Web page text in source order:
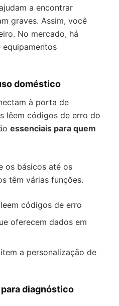
a encontrar
graves. Assim, você
No mercado, há
equipamentos
doméstico
à porta de
lêem códigos de erro do
essenciais para quem
os básicos até os
têm várias funções.
códigos de erro
oferecem dados em
a personalização de
diagnóstico